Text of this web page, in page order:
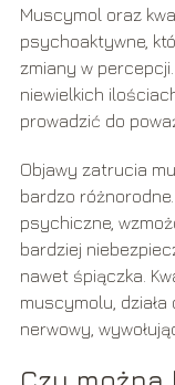
Muscymol oraz
psychoaktywne,
zmiany w
niewielkich
prowadzić do
Objawy zatrucia
bardzo
psychiczne,
bardziej
nawet śpiączka.
muscymolu, działa
nerwowy,